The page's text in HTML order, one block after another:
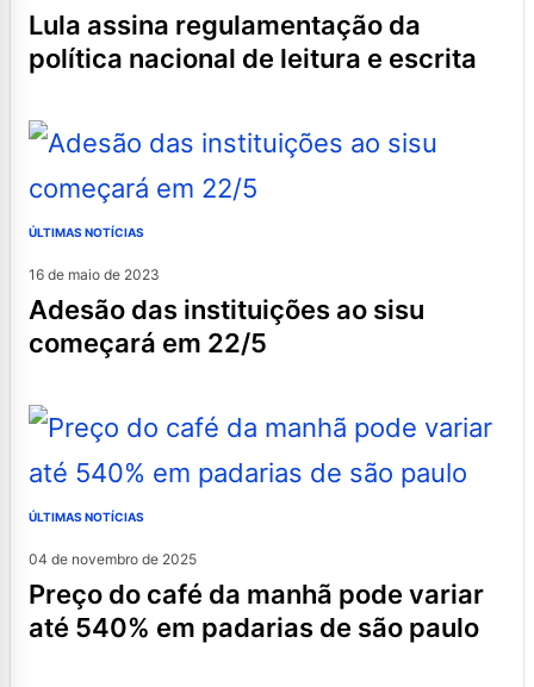
lula assina regulamentação da
política nacional de leitura e escrita
ÚLTIMAS NOTÍCIAS
16 de maio de 2023
adesão das instituições ao sisu
começará em 22/5
ÚLTIMAS NOTÍCIAS
04 de novembro de 2025
preço do café da manhã pode variar
até 540% em padarias de são paulo